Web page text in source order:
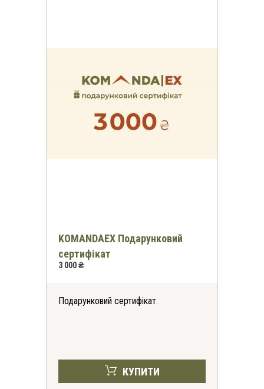
KOMANDAEX Подарунковий
сертифікат
3 000 ₴
Подарунковий сертифікат.
КУПИТИ